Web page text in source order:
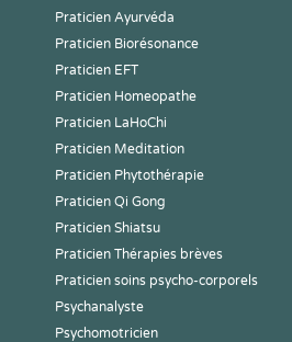
Praticien Ayurvéda
Praticien Biorésonance
Praticien EFT
Praticien Homeopathe
Praticien LaHoChi
Praticien Meditation
Praticien Phytothérapie
Praticien Qi Gong
Praticien Shiatsu
Praticien Thérapies brèves
Praticien soins psycho-corporels
Psychanalyste
Psychomotricien